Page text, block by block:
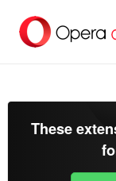
главното
съдържание
These